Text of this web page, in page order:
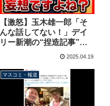
【激怒】玉木雄一郎「そ
んな話してない！」デイ
リー新潮の“捏造記事”を
完全否定！架空の自称関
【KSLチャンネル】
2025.04.19
マスコミ・報道